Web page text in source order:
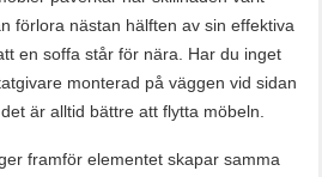
förlora nästan hälften av sin effektiva
en soffa står för nära. Har du inget
monterad på väggen vid sidan
är alltid bättre att flytta möbeln.
framför elementet skapar samma